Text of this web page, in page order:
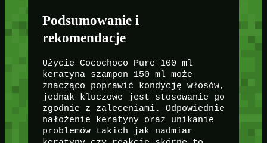
Podsumowanie i
rekomendacje
Użycie Cocochoco Pure 100 ml
keratyna szampon 150 ml może
znacząco poprawić kondycję włosów,
jednak kluczowe jest stosowanie go
zgodnie z zaleceniami. Odpowiednie
nałożenie keratyny oraz unikanie
problemów takich jak nadmiar